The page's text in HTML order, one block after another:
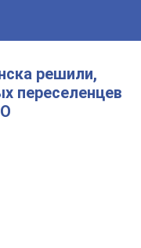
решили,
переселенцев